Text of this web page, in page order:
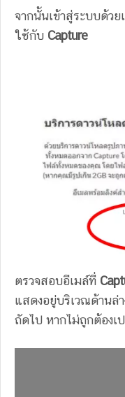
จากนั้นเข้าสู่ระบบด้ว
ใช้กับ Capture
ตรวจสอบอีเมล์ที่
แสดงอยู่บริเวณด้านล่
ถัดไป หากไม่ถูกต้อง